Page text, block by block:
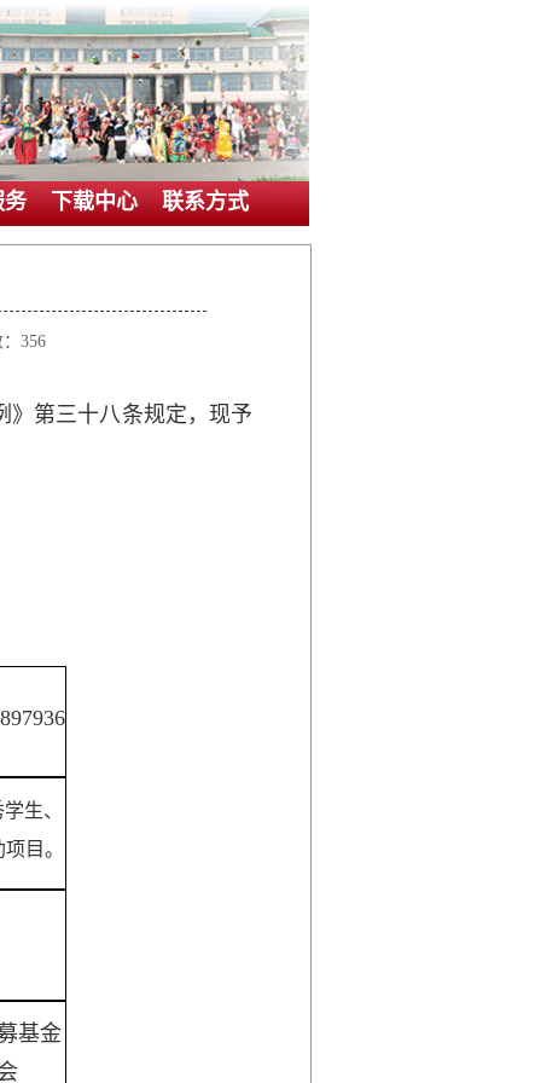
务 下载中心 联系方式
356
》第三十八条规定，现予
生、
目。
基金